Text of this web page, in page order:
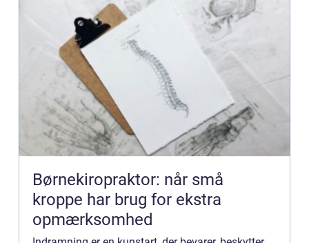
Børnekiropraktor: når små
kroppe har brug for ekstra
opmærksomhed